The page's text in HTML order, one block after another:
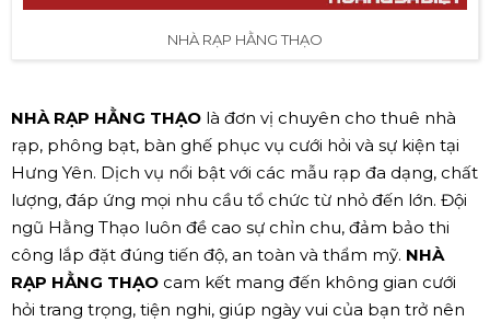
NHÀ RẠP HẰNG THẠO
NHÀ RẠP HẰNG THẠO là đơn vị chuyên cho thuê nhà
rạp, phông bạt, bàn ghế phục vụ cưới hỏi và sự kiện tại
Hưng Yên. Dịch vụ nổi bật với các mẫu rạp đa dạng, chất
lượng, đáp ứng mọi nhu cầu tổ chức từ nhỏ đến lớn. Đội
ngũ Hằng Thạo luôn đề cao sự chỉn chu, đảm bảo thi
công lắp đặt đúng tiến độ, an toàn và thẩm mỹ. NHÀ
RẠP HẰNG THẠO cam kết mang đến không gian cưới
hỏi trang trọng, tiện nghi, giúp ngày vui của bạn trở nên